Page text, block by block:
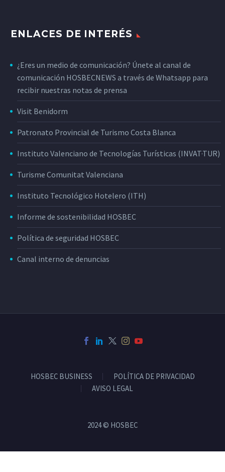
ENLACES DE INTERÉS
¿Eres un medio de comunicación? Únete al canal de
comunicación HOSBECNEWS a través de Whatsapp para
recibir nuestras notas de prensa
Visit Benidorm
Patronato Provincial de Turismo Costa Blanca
Instituto Valenciano de Tecnologías Turísticas (INVAT·TUR)
Turisme Comunitat Valenciana
Instituto Tecnológico Hotelero (ITH)
Informe de sostenibilidad HOSBEC
Política de seguridad HOSBEC
Canal interno de denuncias
HOSBEC BUSINESS
POLÍTICA DE PRIVACIDAD
AVISO LEGAL
2024 © HOSBEC